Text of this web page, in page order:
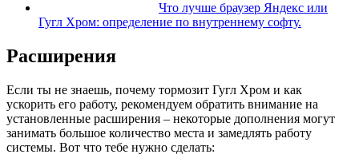
Что лучше браузер Яндекс или
Гугл Хром: определение по внутреннему софту.
Расширения
Если ты не знаешь, почему тормозит Гугл Хром и как
ускорить его работу, рекомендуем обратить внимание на
установленные расширения – некоторые дополнения могут
занимать большое количество места и замедлять работу
системы. Вот что тебе нужно сделать: